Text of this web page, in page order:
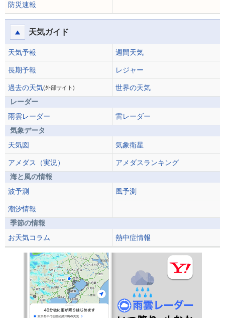
防災速報
天気ガイド
天気予報 週間天気
長期予報 レジャー
過去の天気(外部サイト)
世界の天気
レーダー
雨雲レーダー
雷レーダー
気象データ
天気図
気象衛星
アメダス（実況）
アメダスランキング
海と風の情報
波予測
風予測
潮汐情報
季節の情報
お天気コラム
熱中症情報